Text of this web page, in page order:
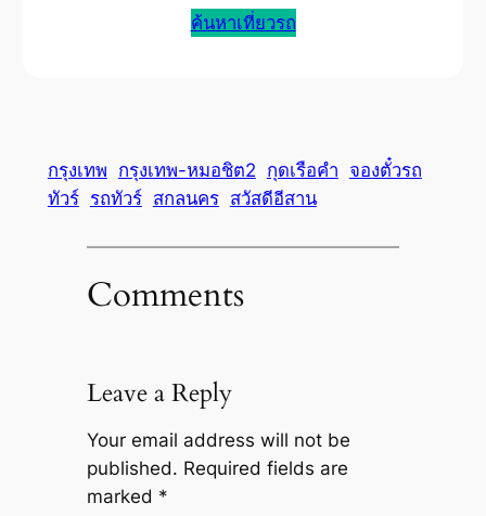
ค้นหาเที่ยวรถ
กรุงเทพ กรุงเทพ-หมอชิต2 กุดเรือคำ จองตั๋วรถ
ทัวร์ รถทัวร์ สกลนคร สวัสดีอีสาน
Comments
Leave a Reply
Your email address will not be
published. Required fields are
marked *